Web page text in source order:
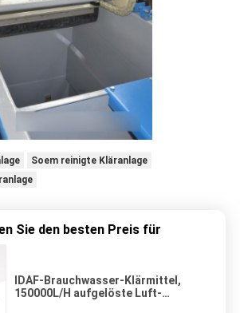
Soem reinigte Kläranlage
Sie den besten Preis für
IDAF-Brauchwasser-Klärmittel,
150000L/H aufgelöste Luft-